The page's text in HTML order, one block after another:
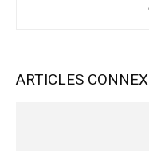
ARTICLES